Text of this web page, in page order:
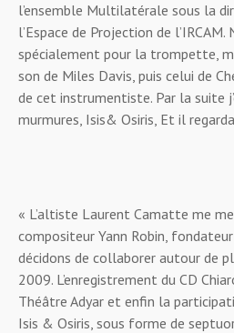
l’ensemble Multilatérale sous la
l’Espace de Projection de l’IRCAM.
spécialement pour la trompette,
son de Miles Davis, puis celui de
de cet instrumentiste. Par la suite
murmures, Isis& Osiris, Et il
« L’altiste Laurent Camatte me
compositeur Yann Robin,
décidons de collaborer autour de
2009. L’enregistrement du CD
Théâtre Adyar et enfin la
Isis & Osiris, sous forme de